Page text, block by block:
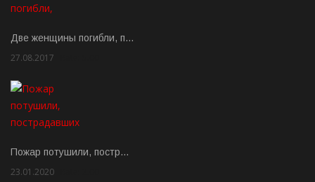
Две женщины погибли, п…
27.08.2017
Пожар потушили, постр…
23.01.2020